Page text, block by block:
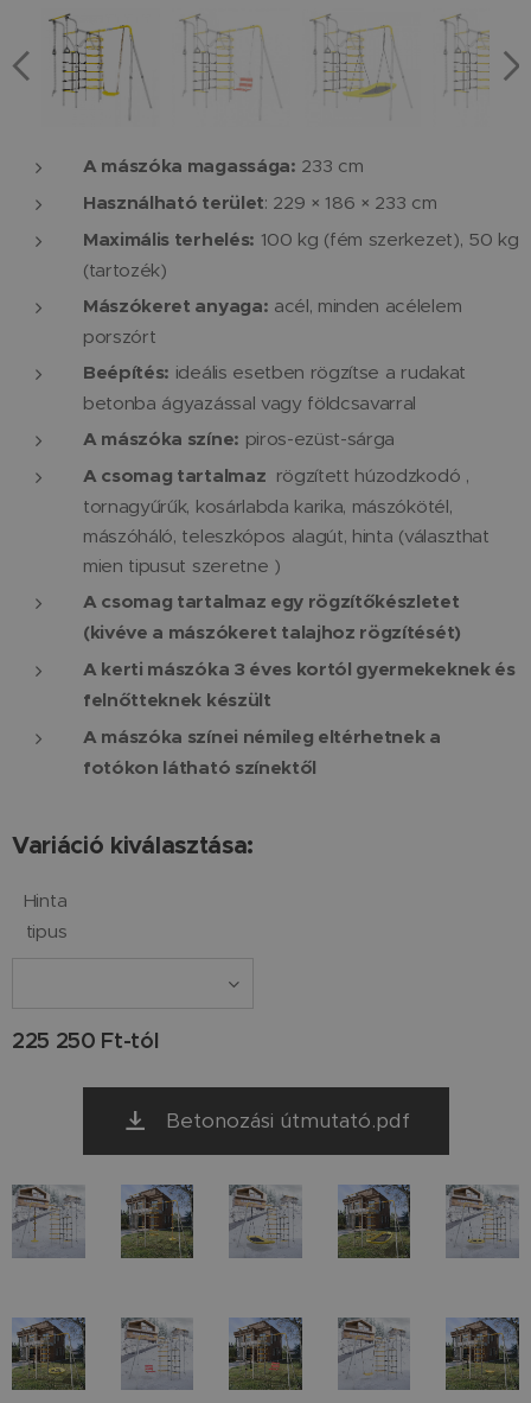
A mászóka magassága: 233 cm
Használható terület: 229 × 186 × 233 cm
Maximális terhelés: 100 kg (fém szerkezet), 50 kg
(tartozék)
Mászókeret anyaga: acél, minden acélelem
porszórt
Beépítés: ideális esetben rögzítse a rudakat
betonba ágyazással vagy földcsavarral
A mászóka színe: piros-ezüst-sárga
A csomag tartalmaz rögzített húzodzkodó ,
tornagyűrűk, kosárlabda karika, mászókötél,
mászóháló, teleszkópos alagút, hinta (választhat
mien tipusut szeretne )
A csomag tartalmaz egy rögzítőkészletet
(kivéve a mászókeret talajhoz rögzítését)
A kerti mászóka 3 éves kortól gyermekeknek és
felnőtteknek készült
A mászóka színei némileg eltérhetnek a
fotókon látható színektől
Variáció kiválasztása:
Hinta
tipus
225 250 Ft-tól
Betonozási útmutató.pdf